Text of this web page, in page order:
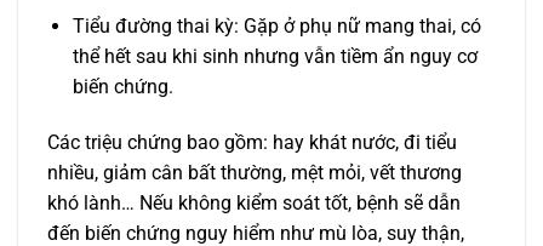
Tiểu đường thai kỳ: Gặp ở phụ nữ mang thai, có
thể hết sau khi sinh nhưng vẫn tiềm ẩn nguy cơ
biến chứng.
Các triệu chứng bao gồm: hay khát nước, đi tiểu
nhiều, giảm cân bất thường, mệt mỏi, vết thương
khó lành… Nếu không kiểm soát tốt, bệnh sẽ dẫn
đến biến chứng nguy hiểm như mù lòa, suy thận,